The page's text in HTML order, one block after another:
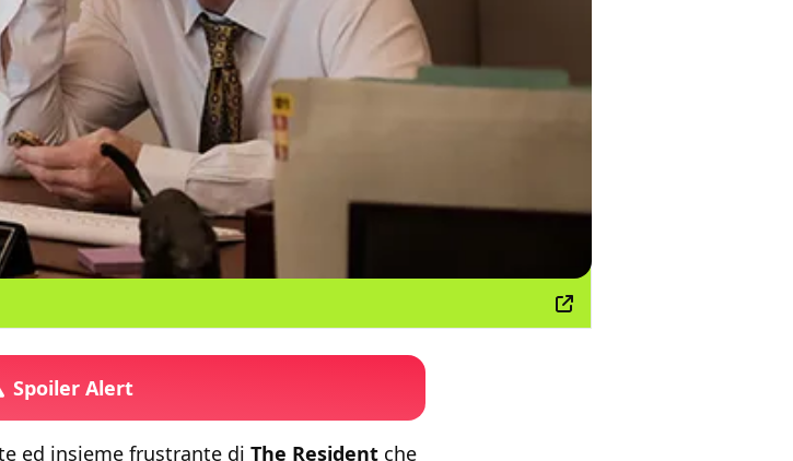
Spoiler Alert
ed insieme frustrante di The Resident che